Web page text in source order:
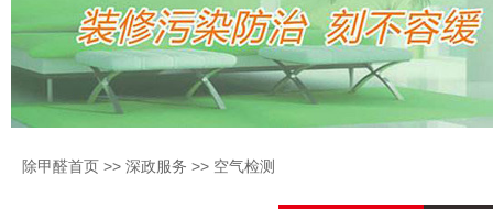
除甲醛首页 >> 深政服务 >> 空气检测